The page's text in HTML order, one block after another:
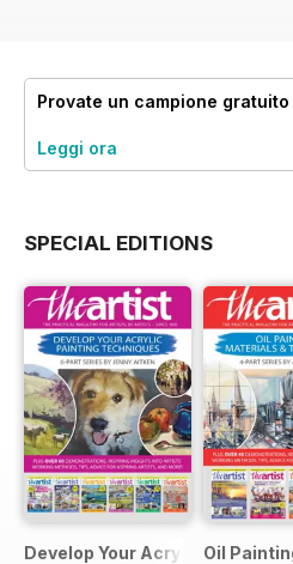
Provate un campione gratuito
Leggi ora
SPECIAL EDITIONS
Develop Your Acrylic Painting
Oil